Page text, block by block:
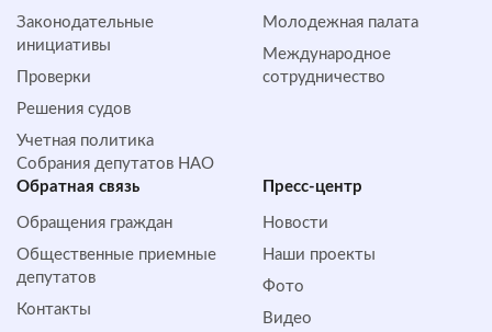
Законодательные
инициативы
Проверки
Решения судов
Учетная политика
Собрания депутатов НАО
Молодежная палата
Международное
сотрудничество
Обратная cвязь
Обращения граждан
Общественные приемные
депутатов
Контакты
Пресс-центр
Новости
Наши проекты
Фото
Видео